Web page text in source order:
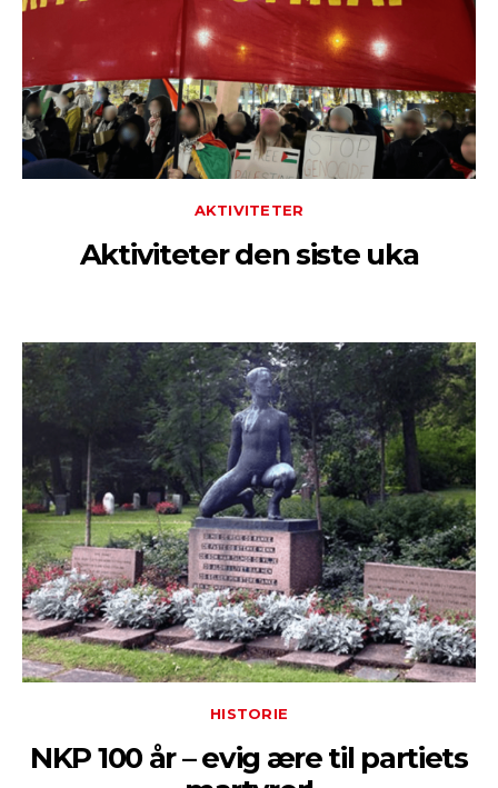
AKTIVITETER
Aktiviteter den siste uka
HISTORIE
NKP 100 år – evig ære til partiets